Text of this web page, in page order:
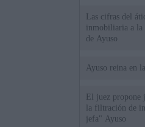
Las cifras del
inmobiliaria a la
de Ayuso
Ayuso reina en
El juez propone
la filtración de
jefa" Ayuso